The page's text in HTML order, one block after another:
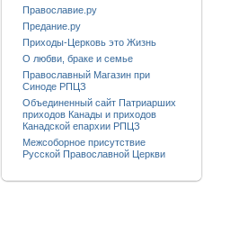
Православие.ру
Предание.ру
Приходы-Церковь это Жизнь
О любви, браке и семье
Православный Магазин при
Синоде РПЦЗ
Объединенный сайт Патриарших
приходов Канады и приходов
Канадской епархии РПЦЗ
Межсоборное присутствие
Русской Православной Церкви